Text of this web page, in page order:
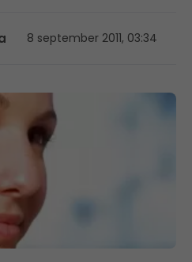
8 september 2011, 03:34